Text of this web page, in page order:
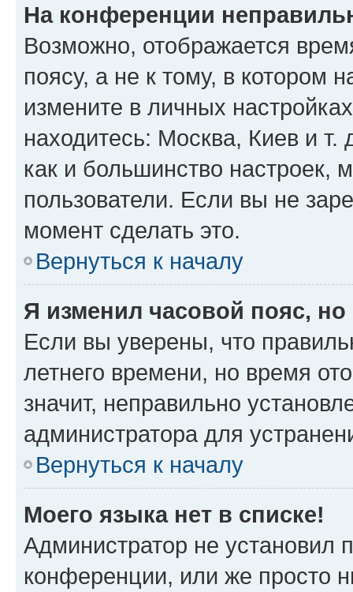
На конференции
Возможно, отображается
поясу, а не к тому, в котором
измените в личных
находитесь: Москва, Киев и т.
как и большинство настроек,
пользователи. Если вы не
момент сделать это.
Вернуться к началу
Я изменил часовой пояс,
Если вы уверены, что
летнего времени, но время
значит, неправильно
администратора для
Вернуться к началу
Моего языка нет в списке!
Администратор не установил
конференции, или же просто